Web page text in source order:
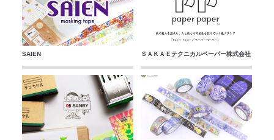
SAIEN ＳＡＫＡＥテクニカルペーパー株式会社